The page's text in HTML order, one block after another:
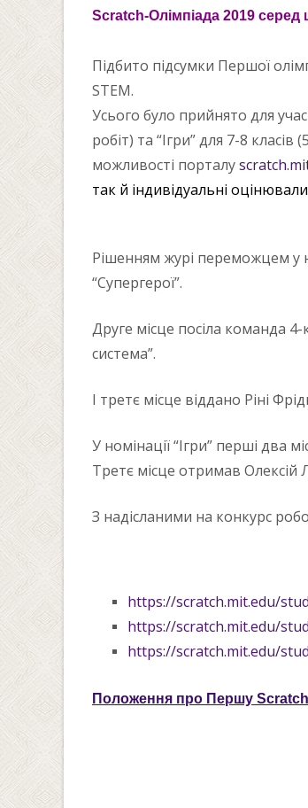
Scratch-Олімпіада 2019 серед
Підбито підсумки Першої
STEM.
Усього було прийнято для
робіт) та “Ігри” для 7-8
можливості порталу
так й індивідуальні
Рішенням журі переможцем у
“Супергерої”.
Друге місце посіла команда
система”.
І третє місце віддано Ріні
У номінації “Ігри” перші два
Третє місце отримав Олексій
З надісланими на конкурс
https://scratch.mit.edu/
https://scratch.mit.edu/
https://scratch.mit.edu/
Положення про Першу